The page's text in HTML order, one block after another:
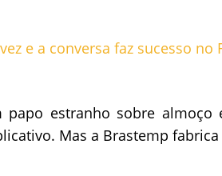
papo estranho sobre almoço
Mas a Brastemp fabrica